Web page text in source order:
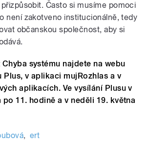
Často si musíme pomoci
není zakotveno institucionálně, tedy
občanskou společnost, aby si
systému najdete na webu
Plus, v aplikaci mujRozhlas a v
aplikacích. Ve vysílání Plusu v
11. hodině a v neděli 19. května
, ert